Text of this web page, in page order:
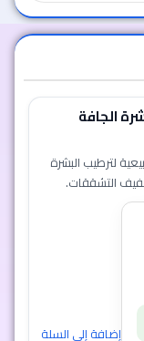
الجافة
لترطيب البشرة
التشققات.